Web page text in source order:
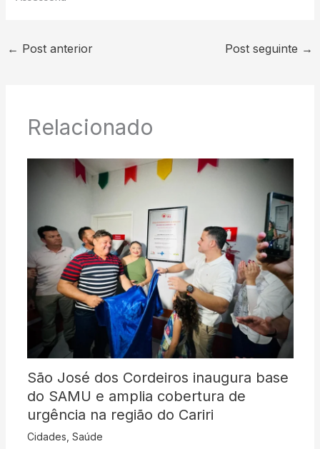
← Post anterior Post seguinte →
Relacionado
São José dos Cordeiros inaugura base
do SAMU e amplia cobertura de
urgência na região do Cariri
Cidades Saúde